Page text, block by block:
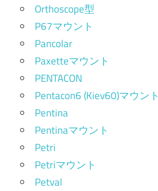
Orthoscope型
P67マウント
Pancolar
Paxetteマウント
PENTACON
Pentacon6 (Kiev60)マウント
Pentina
Pentinaマウント
Petri
Petriマウント
Petval